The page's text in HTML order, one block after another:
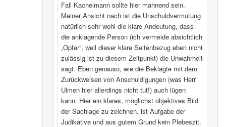
Fall Kachelmann sollte hier mahnend sein.
Meiner Ansicht nach ist die Unschuldvermutung
natürlich sehr wohl die klare Andeutung, dass
die anklagende Person (ich vermeide absichtlich
„Opfer“, weil dieser klare Seitenbezug eben nicht
zulässig ist zu diesem Zeitpunkt) die Unwahrheit
sagt. Eben genauso, wie die Beklagte mit dem
Zurückweisen von Anschuldigungen (was Herr
Ulmen hier allerdings nicht tut!) auch lügen
kann. Hier ein klares, möglichst objektives Bild
der Sachlage zu zeichnen, ist Aufgabe der
Judikative und aus gutem Grund kein Plebeszit.